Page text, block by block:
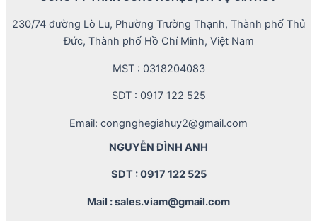
230/74 đường Lò Lu, Phường Trường Thạnh, Thành phố Thủ
Đức, Thành phố Hồ Chí Minh, Việt Nam
MST : 0318204083
SDT : 0917 122 525
Email: congnghegiahuy2@gmail.com
NGUYỄN ĐÌNH ANH
SDT : 0917 122 525
Mail : sales.viam@gmail.com